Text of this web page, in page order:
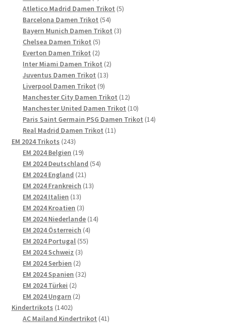
Produkte
Atletico Madrid Damen Trikot 55
Barcelona Damen Trikot 5454
Produkte
Bayern Munich Damen Trikot 33
Chelsea Damen Trikot 55
Produkte
Everton Damen Trikot 22
Produkte
Inter Miami Damen Trikot 22
Juventus Damen Trikot 1313
Liverpool Damen Trikot 99
Produkte
Manchester City Damen Trikot 1212
Produkte
Manchester United Damen Trikot 1010
Produkte
Paris Saint Germain PSG Damen Trikot 1414
Real Madrid Damen Trikot 1111
EM 2024 Trikots 243243
Produkte
EM 2024 Belgien 1919
Produkte
EM 2024 Deutschland 5454
EM 2024 England 2121
Produkte
EM 2024 Frankreich 1313
EM 2024 Italien 1313
Produkte
EM 2024 Kroatien 33
Produkte
EM 2024 Niederlande 1414
EM 2024 Österreich 44
EM 2024 Portugal 5555
EM 2024 Schweiz 33
EM 2024 Serbien 22
Produkte
EM 2024 Spanien 3232
EM 2024 Türkei 22
Produkte
EM 2024 Ungarn 22
Kindertrikots 14021402
Produkte
AC Mailand Kindertrikot 4141